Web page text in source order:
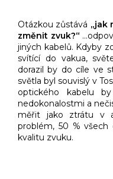
Otázkou zůstává „jak
změnit zvuk?“
jiných kabelů. Kdyby
svítící do vakua,
dorazil by do cíle ve
světla byl souvislý v
optického kabelu
nedokonalostmi a
měřit jako ztrátu v
problém, 50 % všech
kvalitu zvuku.